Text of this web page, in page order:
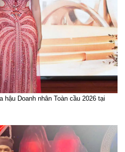
hậu Doanh nhân Toàn cầu 2026 tại